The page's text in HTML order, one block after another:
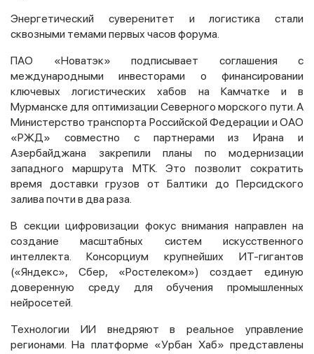
Энергетический суверенитет и логистика стали
сквозными темами первых часов форума.
ПАО «Новатэк» подписывает соглашения с
международными инвесторами о финансировании
ключевых логистических хабов на Камчатке и в
Мурманске для оптимизации Северного морского пути. А
Министерство транспорта Российской Федерации и ОАО
«РЖД» совместно с партнерами из Ирана и
Азербайджана закрепили планы по модернизации
западного маршрута МТК. Это позволит сократить
время доставки грузов от Балтики до Персидского
залива почти в два раза.
В секции цифровизации фокус внимания направлен на
создание масштабных систем искусственного
интеллекта. Консорциум крупнейших ИТ-гигантов
(«Яндекс», Сбер, «Ростелеком») создает единую
доверенную среду для обучения промышленных
нейросетей.
Технологии ИИ внедряют в реальное управление
регионами. На платформе «Урбан Хаб» представлены